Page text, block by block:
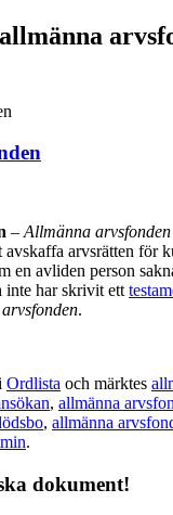
allmänna
– Allmänna arvsfonden
avskaffa arvsrätten för
en avliden person
inte har skrivit ett
.
Ordlista och märktes
, allmänna
, allmänna
.
dokument!